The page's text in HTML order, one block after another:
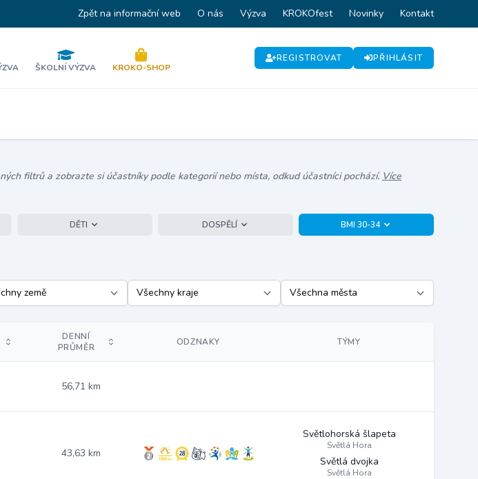
Zpět na informační web O nás Výzva KROKOfest Novinky Kontakt
ŠKOLNÍ VÝZVA KROKO-SHOP
REGISTROVAT PŘIHLÁSIT
filtrů a zobrazte si účastníky podle kategorií nebo místa, odkud účastníci pochází. Více
DĚTI DOSPĚLÍ BMI 30-34
DENNÍ
PRŮMĚR
ODZNAKY TÝMY
56,71 km
43,63 km
Světlohorská šlapeta
Světlá Hora
Světlá dvojka
Světlá Hora